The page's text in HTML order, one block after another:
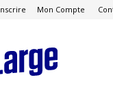
Mon Compte